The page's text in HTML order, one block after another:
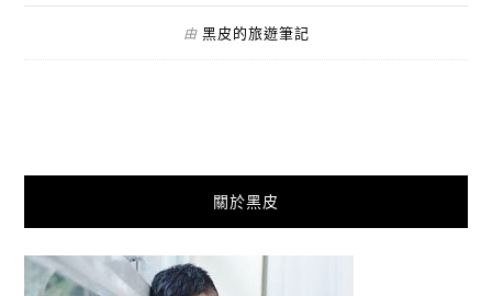
由 黑皮的旅遊筆記
關於黑皮